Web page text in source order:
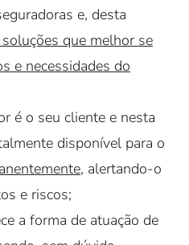
e, desta
soluções que melhor se
e necessidades do
é o seu cliente e nesta
disponível para o
, alertando-o
e riscos;
a forma de atuação de